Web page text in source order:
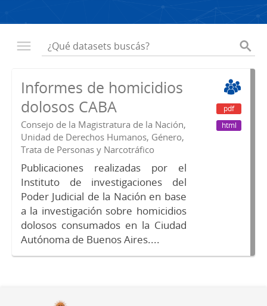
Informes de homicidios
dolosos CABA
Consejo de la Magistratura de la Nación,
Unidad de Derechos Humanos, Género,
Trata de Personas y Narcotráfico
Publicaciones realizadas por el
Instituto de investigaciones del
Poder Judicial de la Nación en base
a la investigación sobre homicidios
dolosos consumados en la Ciudad
Autónoma de Buenos Aires....
pdf
html